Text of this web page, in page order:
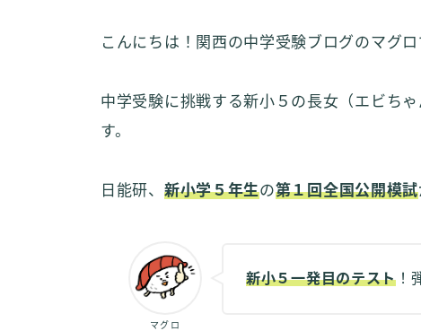
こんにちは！関西の中学受験ブログのマグロ
中学受験に挑戦する新小５の長女（エビち
す。
日能研、 新小学５年生の第１回全国公開模試
マグロ
新小５一発目のテスト ！